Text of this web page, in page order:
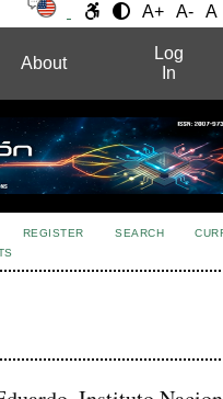
A+ A- A
About
Log
In
REGISTER SEARCH